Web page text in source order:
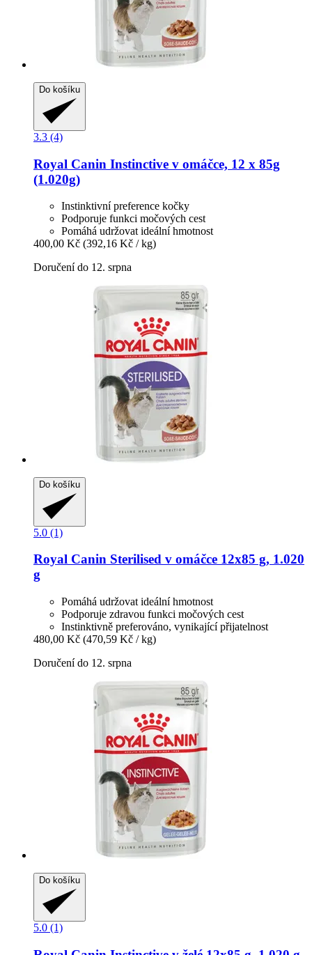
Do košíku
3.3 (4)
Royal Canin Instinctive v omáčce, 12 x 85g
(1.020g)
Instinktivní preference kočky
Podporuje funkci močových cest
Pomáhá udržovat ideální hmotnost
400,00 Kč (392,16 Kč / kg)
Doručení do 12. srpna
Do košíku
5.0 (1)
Royal Canin Sterilised v omáčce 12x85 g, 1.020
g
Pomáhá udržovat ideální hmotnost
Podporuje zdravou funkci močových cest
Instinktivně preferováno, vynikající přijatelnost
480,00 Kč (470,59 Kč / kg)
Doručení do 12. srpna
Do košíku
5.0 (1)